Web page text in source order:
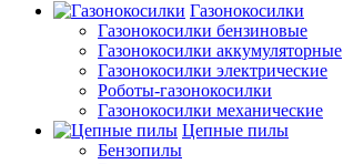
Газонокосилки
Газонокосилки бензиновые
Газонокосилки аккумуляторные
Газонокосилки электрические
Роботы-газонокосилки
Газонокосилки механические
Цепные пилы
Бензопилы